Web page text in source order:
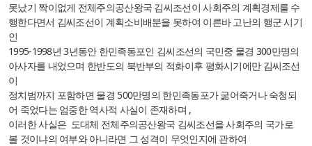
못났기 짝이없게 전체주의공산왕국 김씨조선이 사회주의 계획경제를 수
행한다면서 김씨조선이 계획소비배분을 못하여 이른바 고난의 행군 시기
인
1995-1998년 3년동안 한민족동포인 김씨조선의 국민중 물경 300만명의
아사자를 내었으며 한반도의 북반부의 적화이후 평화시기에만 김씨조선
이
정치범까지 포함하면 물경 500만명의 한민족동포가 굶어죽거나 숙청되
어 죽었다는 엄중한 역사적 사실이 존재하며 ,
이러한 사실은 도대체 전체주의공산왕국 김씨조선을 사회주의 국가로
볼 것이냐의 여부와 아니라면 그 성격이 무엇인지에 관하여